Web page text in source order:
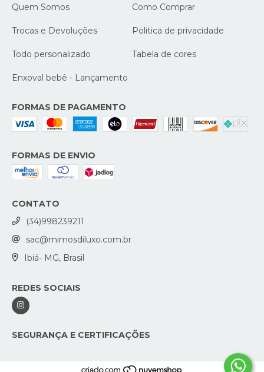
Quem Somos
Como Comprar
Trocas e Devoluções Politica de privacidade
Todo personalizado Tabela de cores
Enxoval bebê - Lançamento
FORMAS DE PAGAMENTO
FORMAS DE ENVIO
CONTATO
(34)998239211
sac@mimosdiluxo.com.br
Ibiá- MG, Brasil
REDES SOCIAIS
SEGURANÇA E CERTIFICAÇÕES